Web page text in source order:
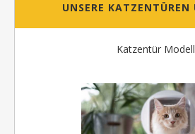
UNSERE KATZENTÜREN
Katzentür